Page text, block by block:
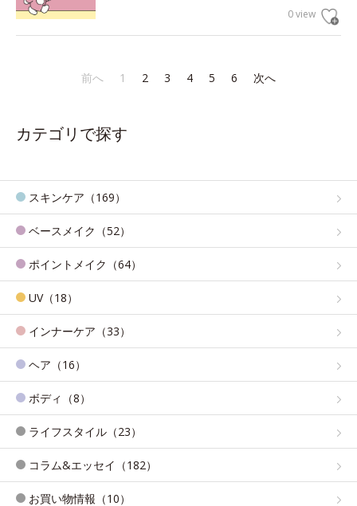
0 view
前へ 1 2 3 4 5 6 次へ
カテゴリで探す
スキンケア（169）
ベースメイク（52）
ポイントメイク（64）
UV（18）
インナーケア（33）
ヘア（16）
ボディ（8）
ライフスタイル（23）
コラム&エッセイ（182）
お買い物情報（10）